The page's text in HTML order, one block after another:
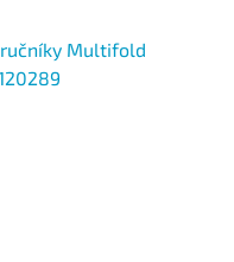
Multifold